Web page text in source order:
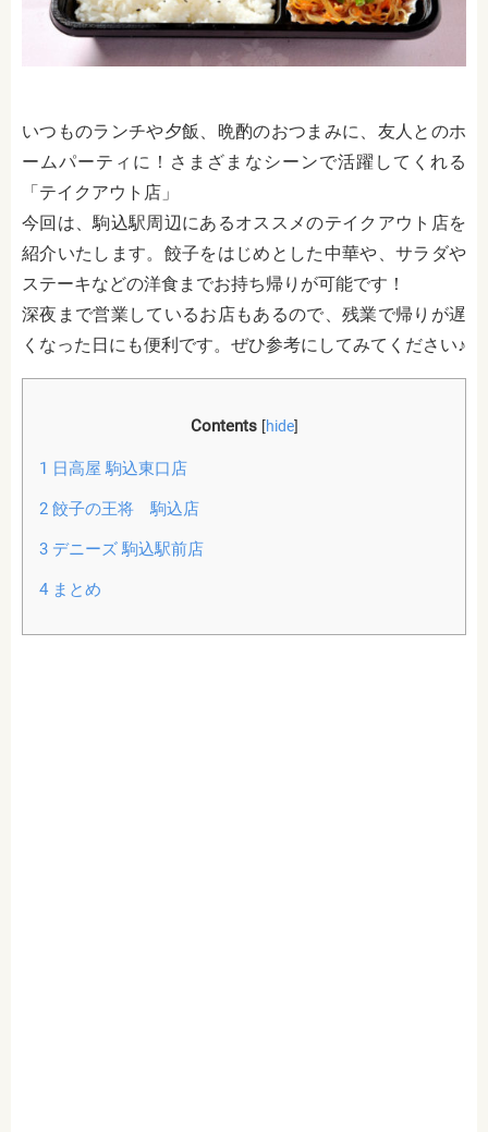
いつものランチや夕飯、晩酌のおつまみに、友人とのホ
ームパーティに！さまざまなシーンで活躍してくれる
「テイクアウト店」
今回は、駒込駅周辺にあるオススメのテイクアウト店を
紹介いたします。餃子をはじめとした中華や、サラダや
ステーキなどの洋食までお持ち帰りが可能です！
深夜まで営業しているお店もあるので、残業で帰りが遅
くなった日にも便利です。ぜひ参考にしてみてください♪
Contents [hide]
1 日高屋 駒込東口店
2餃子の王将 駒込店
3デニーズ 駒込駅前店
4まとめ